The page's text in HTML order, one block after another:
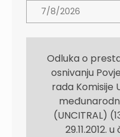
Odluka o
osnivanju
rada Komisije
(UNCITRAL)
29.11.2012.